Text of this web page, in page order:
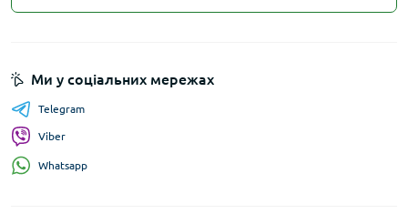
Ми у соціальних мережах
Telegram
Viber
Whatsapp